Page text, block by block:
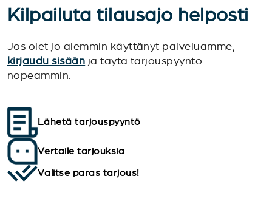
Kilpailuta tilausajo helposti
Jos olet jo aiemmin käyttänyt palveluamme,
kirjaudu sisään ja täytä tarjouspyyntö
nopeammin.
Lähetä tarjouspyyntö
Vertaile tarjouksia
Valitse paras tarjous!